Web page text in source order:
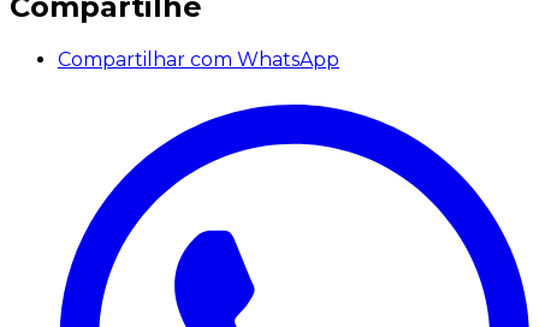
Compartilhar com WhatsApp